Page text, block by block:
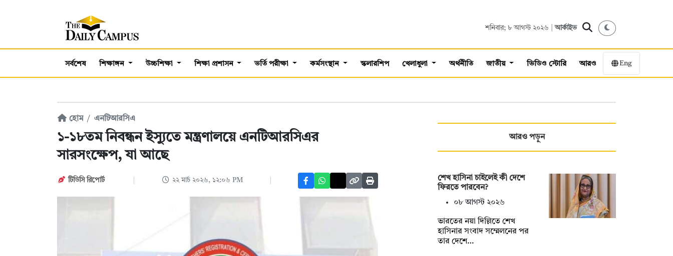
শনিবার; ৮ আগস্ট ২০২৬ |আর্কাইভ
সর্বশেষ শিক্ষাঙ্গন উচ্চশিক্ষা শিক্ষা প্রশাসন ভর্তি পরীক্ষা কর্মসংস্থান স্কলারশিপ খেলাধুলা অর্থনীতি জাতীয় ভিডিও স্টোরি আরও Eng
হোম এনটিআরসিএ
১-১৮তম নিবন্ধন ইস্যুতে মন্ত্রণালয়ে এনটিআরসিএর
সারসংক্ষেপ, যা আছে
টিডিসি রিপোর্ট ২২ মার্চ ২০২৬, ১২:০৬ PM
আরও পড়ুন
শেখ হাসিনা চাইলেই কী দেশে
ফিরতে পারবেন?
০৮ আগস্ট ২০২৬
ভারতের নয়া দিল্লিতে শেখ
হাসিনার সংবাদ সম্মেলনের পর
তার দেশে…